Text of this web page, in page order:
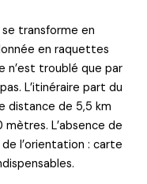
transforme en
en raquettes
n’est troublé que par
L’itinéraire part du
distance de 5,5 km
L’absence de
l’orientation : carte